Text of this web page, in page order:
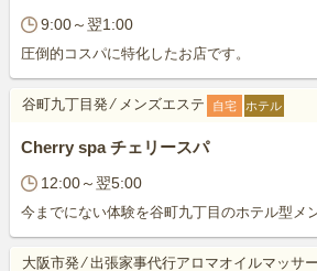
9:00～翌1:00
圧倒的コスパに特化したお店です。
谷町九丁目発⁄ メンズエステ ホテル
自宅
Cherry spa チェリースパ
12:00～翌5:00
今までにない体験を谷町九丁目のホテル型メ
大阪市発 ⁄出張家事代行アロマオイルマッサ